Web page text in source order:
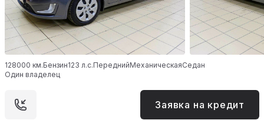
128000 км.Бензин123 л.с.ПереднийМеханическаяСедан
Один владелец
Заявка на кредит